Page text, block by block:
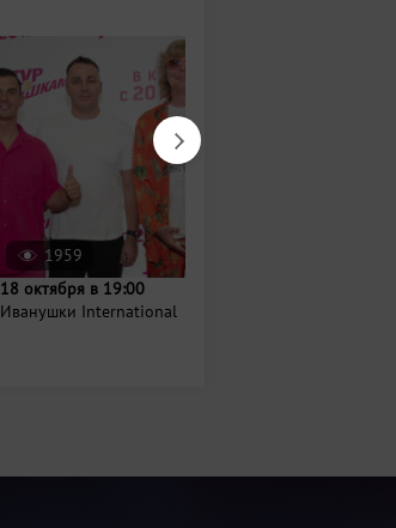
1959
18 октября в 19:00
Иванушки International